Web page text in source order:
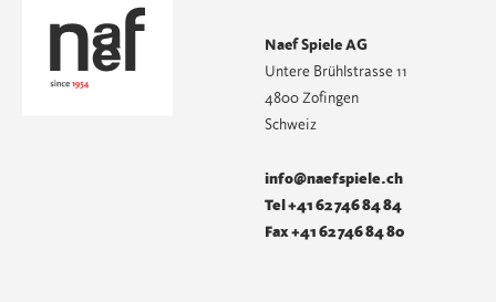
Naef Spiele AG
Untere Brühlstrasse 11
4800 Zofingen
Schweiz
info@naefspiele.ch
Tel +41 62 746 84 84
Fax +41 62 746 84 80